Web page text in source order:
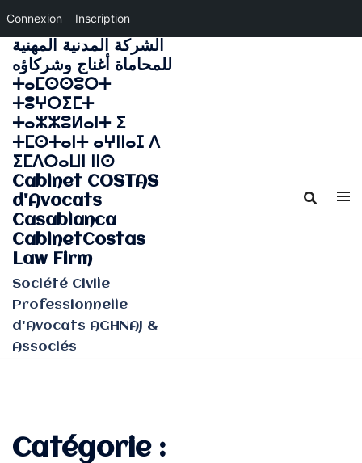
Connexion Inscription
Aller
au
contenu
الشركة المدنية المهنية
للمحاماة أغناج وشركاؤه
ⵜⴰⵎⵙⵙⵓⵔⵜ
ⵜⵓⵖⵔⵉⵎⵜ
ⵜⴰⵣⵣⵓⵍⴰⵏⵜ ⵉ
ⵜⵎⵙⵜⴰⵏⵜ ⴰⵖⵏⵏⴰⵊ ⴷ
ⵉⵎⴷⵔⴰⵡⵏ ⵏⵏⵙ
Cabinet COSTAS
d'Avocats
Casablanca
CabinetCostas
Law Firm
Société Civile
Professionnelle
d'Avocats AGHNAJ &
Associés
Catégorie :